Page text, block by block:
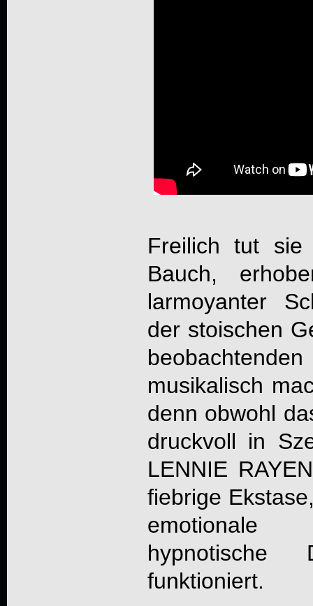
Freilich tut
Bauch,
larmoyanter
der stoischen
musikalisch
denn obwohl
druckvoll in
LENNIE RAYEN
fiebrige
emotionale
funktioniert.